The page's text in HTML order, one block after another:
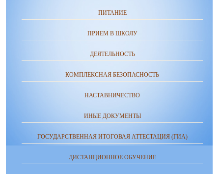
ПИТАНИЕ
ПРИЕМ В ШКОЛУ
ДЕЯТЕЛЬНОСТЬ
КОМПЛЕКСНАЯ БЕЗОПАСНОСТЬ
НАСТАВНИЧЕСТВО
ИНЫЕ ДОКУМЕНТЫ
ГОСУДАРСТВЕННАЯ ИТОГОВАЯ АТТЕСТАЦИЯ (ГИА)
ДИСТАНЦИОННОЕ ОБУЧЕНИЕ